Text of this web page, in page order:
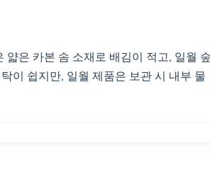
얇은 카본 솜 소재로 배김이 적고, 일월 숲
이 쉽지만, 일월 제품은 보관 시 내부 물